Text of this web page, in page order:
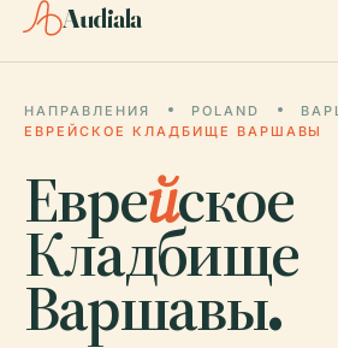
Audiala
НАПРАВЛЕНИЯ POLAND
ЕВРЕЙСКОЕ КЛАДБИЩЕ ВАРШАВЫ
Еврейское
Кладбище
Варшавы.